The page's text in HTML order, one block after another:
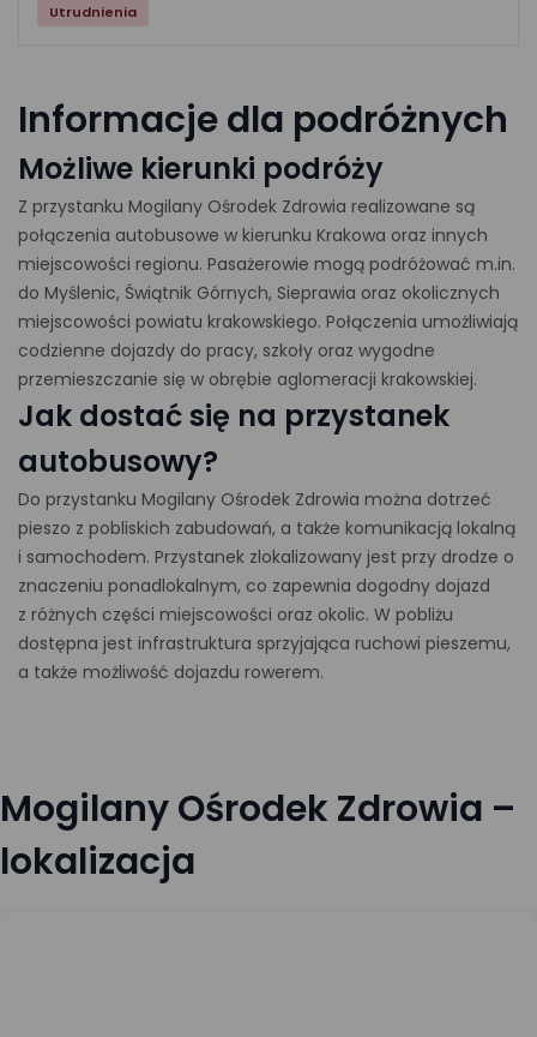
Utrudnienia
Informacje dla podróżnych
Możliwe kierunki podróży
Z przystanku Mogilany Ośrodek Zdrowia realizowane są
połączenia autobusowe w kierunku Krakowa oraz innych
miejscowości regionu. Pasażerowie mogą podróżować m.in.
do Myślenic, Świątnik Górnych, Sieprawia oraz okolicznych
miejscowości powiatu krakowskiego. Połączenia umożliwiają
codzienne dojazdy do pracy, szkoły oraz wygodne
przemieszczanie się w obrębie aglomeracji krakowskiej.
Jak dostać się na przystanek
autobusowy?
Do przystanku Mogilany Ośrodek Zdrowia można dotrzeć
pieszo z pobliskich zabudowań, a także komunikacją lokalną
i samochodem. Przystanek zlokalizowany jest przy drodze o
znaczeniu ponadlokalnym, co zapewnia dogodny dojazd
z różnych części miejscowości oraz okolic. W pobliżu
dostępna jest infrastruktura sprzyjająca ruchowi pieszemu,
a także możliwość dojazdu rowerem.
Mogilany Ośrodek Zdrowia –
lokalizacja